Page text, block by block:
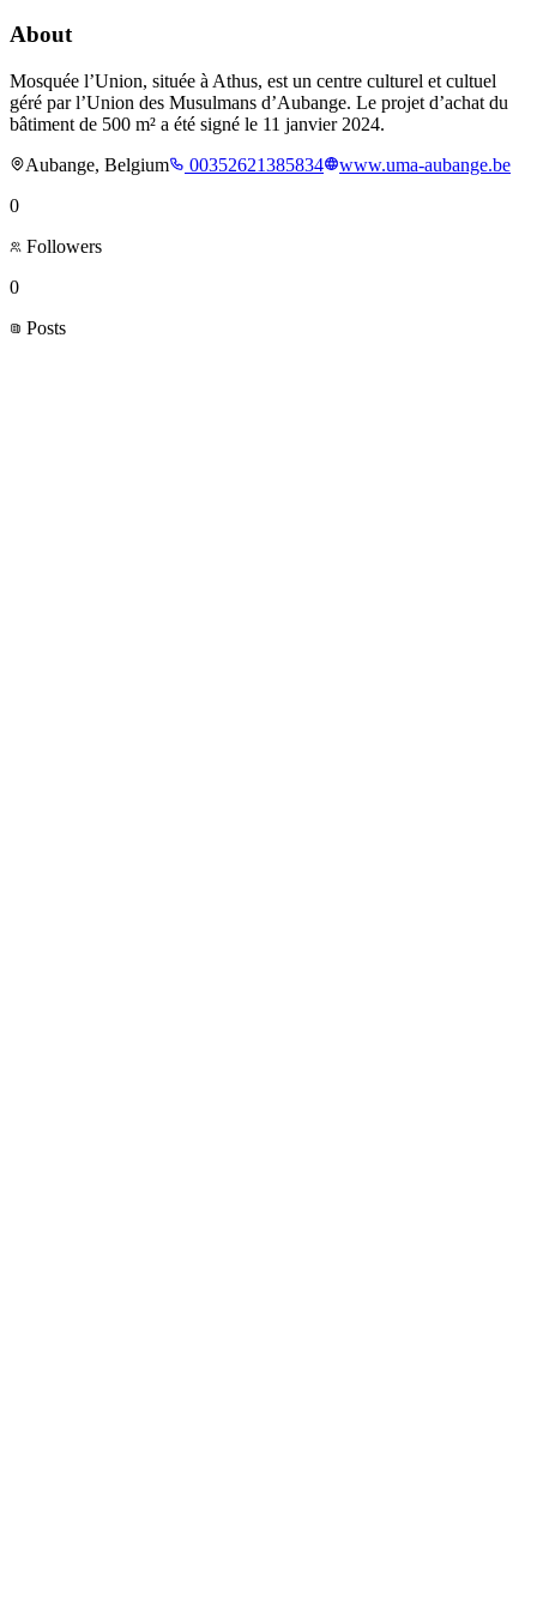
About
Mosquée l’Union, située à Athus, est un centre culturel et cultuel
géré par l’Union des Musulmans d’Aubange. Le projet d’achat du
bâtiment de 500 m² a été signé le 11 janvier 2024.
Aubange, Belgium
00352621385834
www.uma-aubange.be
0
Followers
0
Posts